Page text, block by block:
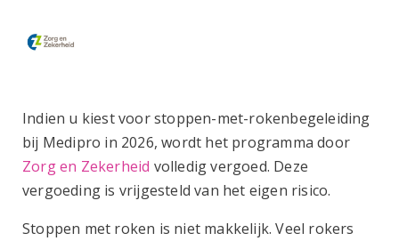
Indien u kiest voor stoppen-met-rokenbegeleiding
bij Medipro in 2026, wordt het programma door
Zorg en Zekerheid volledig vergoed. Deze
vergoeding is vrijgesteld van het eigen risico.
Stoppen met roken is niet makkelijk. Veel rokers